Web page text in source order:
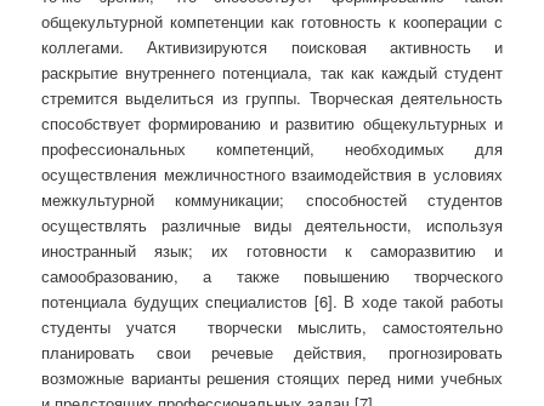
общекультурной компетенции как готовность к кооперации с
коллегами. Активизируются поисковая активность и
раскрытие внутреннего потенциала, так как каждый студент
стремится выделиться из группы. Творческая деятельность
способствует формированию и развитию общекультурных и
профессиональных компетенций, необходимых для
осуществления межличностного взаимодействия в условиях
межкультурной коммуникации; способностей студентов
осуществлять различные виды деятельности, используя
иностранный язык; их готовности к саморазвитию и
самообразованию, а также повышению творческого
потенциала будущих специалистов [6]. В ходе такой работы
студенты учатся творчески мыслить, самостоятельно
планировать свои речевые действия, прогнозировать
возможные варианты решения стоящих перед ними учебных